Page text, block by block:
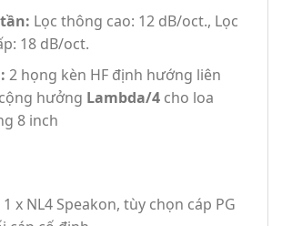
Lọc thông cao: 12 dB/oct., Lọc
18 dB/oct.
2 họng kèn HF định hướng liên
hưởng Lambda/4cho loa
8 inch
1 x NL4 Speakon, tùy chọn cáp PG